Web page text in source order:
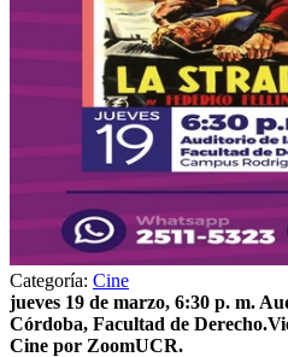
Categoría: Cine
jueves 19 de marzo, 6:30 p. m.
Córdoba, Facultad de
Cine por ZoomUCR.